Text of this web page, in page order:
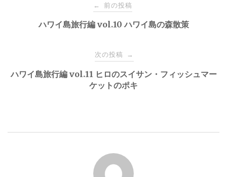
ビ
← 前の投稿
ハワイ島旅行編 vol.10 ハワイ島の森散策
次の投稿 →
ハワイ島旅行編 vol.11 ヒロのスイサン・フィッシュマー
ケットのポキ